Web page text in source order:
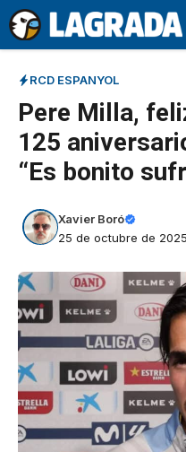
Saltar
al
contenido
RCD ESPANYOL
Pere Milla,
125
“Es bonito
Xavier Boró
25 de octubre de 2025